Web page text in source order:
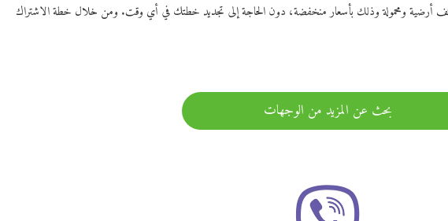
أرضية ومحمولة وذلك بأسعار منخفضة، دون الحاجة إلى تجديد خطتك في أي وقت. ومن خلال خطة الاشتراك
بحث عن المزيد من الوجهات